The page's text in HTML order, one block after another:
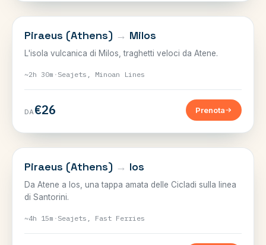
CICLADI
Piraeus (Athens) → Milos
L'isola vulcanica di Milos, traghetti veloci da Atene.
~2h 30m · Seajets, Minoan Lines
DA€26 Prenota
CICLADI
Piraeus (Athens) → Ios
Da Atene a Ios, una tappa amata delle Cicladi sulla linea
di Santorini.
~4h 15m · Seajets, Fast Ferries